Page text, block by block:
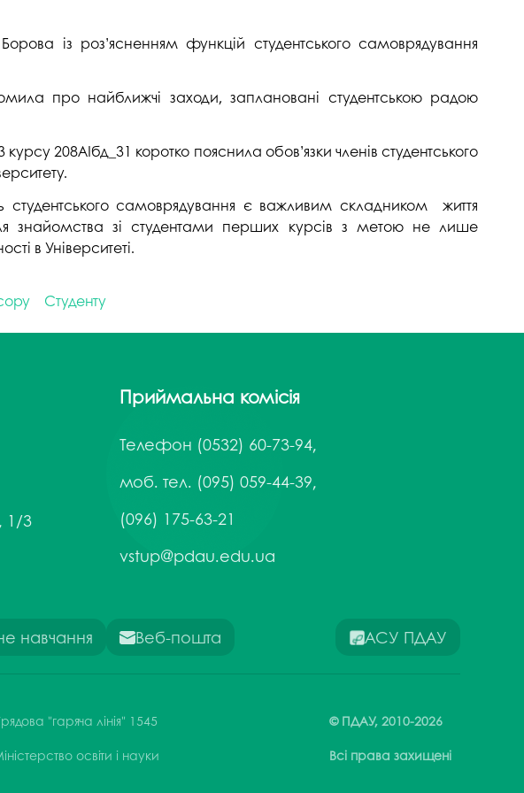
із роз’ясненням функцій студентського самоврядування
про найближчі заходи, заплановані студентською радою
208АІбд_31 коротко пояснила обов’язки членів студентського
студентського самоврядування є важливим складником життя
знайомства зі студентами перших курсів з метою не лише
в Університеті.
Студенту
1/3
навчання
Приймальна комісія
Телефон (0532) 60-73-94,
моб. тел. (095) 059-44-39,
(096) 175-63-21
vstup@pdau.edu.ua
Веб-пошта АСУ ПДАУ
"гаряча лінія" 1545
освіти і науки
© ПДАУ,2010-2026
Всі права захищені